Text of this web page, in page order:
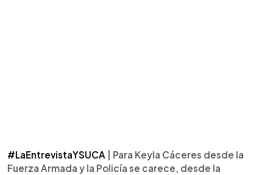
#LaEntrevistaYSUCA | Para Keyla Cáceres desde la
Fuerza Armada y la Policía se carece, desde la